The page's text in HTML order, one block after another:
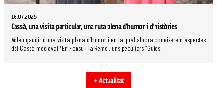
16.07.2025
Cassà, una visita particular, una ruta plena d’humor i d’històries
Voleu gaudir d’una visita plena d’humor i en la qual alhora coneixerem aspectes
del Cassà medieval? En Fonsu i la Remei, uns peculiars “Guies...
+ Actualitat